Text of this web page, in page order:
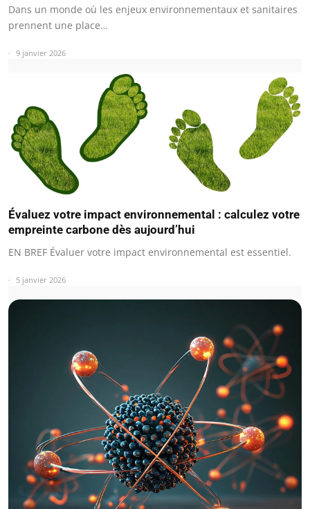
Dans un monde où les enjeux environnementaux et sanitaires
prennent une place…
9 janvier 2026
Évaluez votre impact environnemental : calculez votre
empreinte carbone dès aujourd’hui
EN BREF Évaluer votre impact environnemental est essentiel.
5 janvier 2026